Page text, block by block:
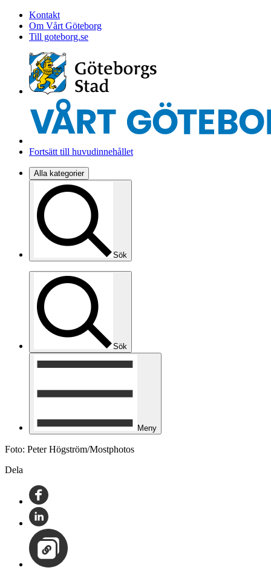
Kontakt
Om Vårt Göteborg
Till goteborg.se
Fortsätt till huvudinnehållet
Alla kategorier
Sök
Sök
Meny
Foto: Peter Högström/Mostphotos
Dela